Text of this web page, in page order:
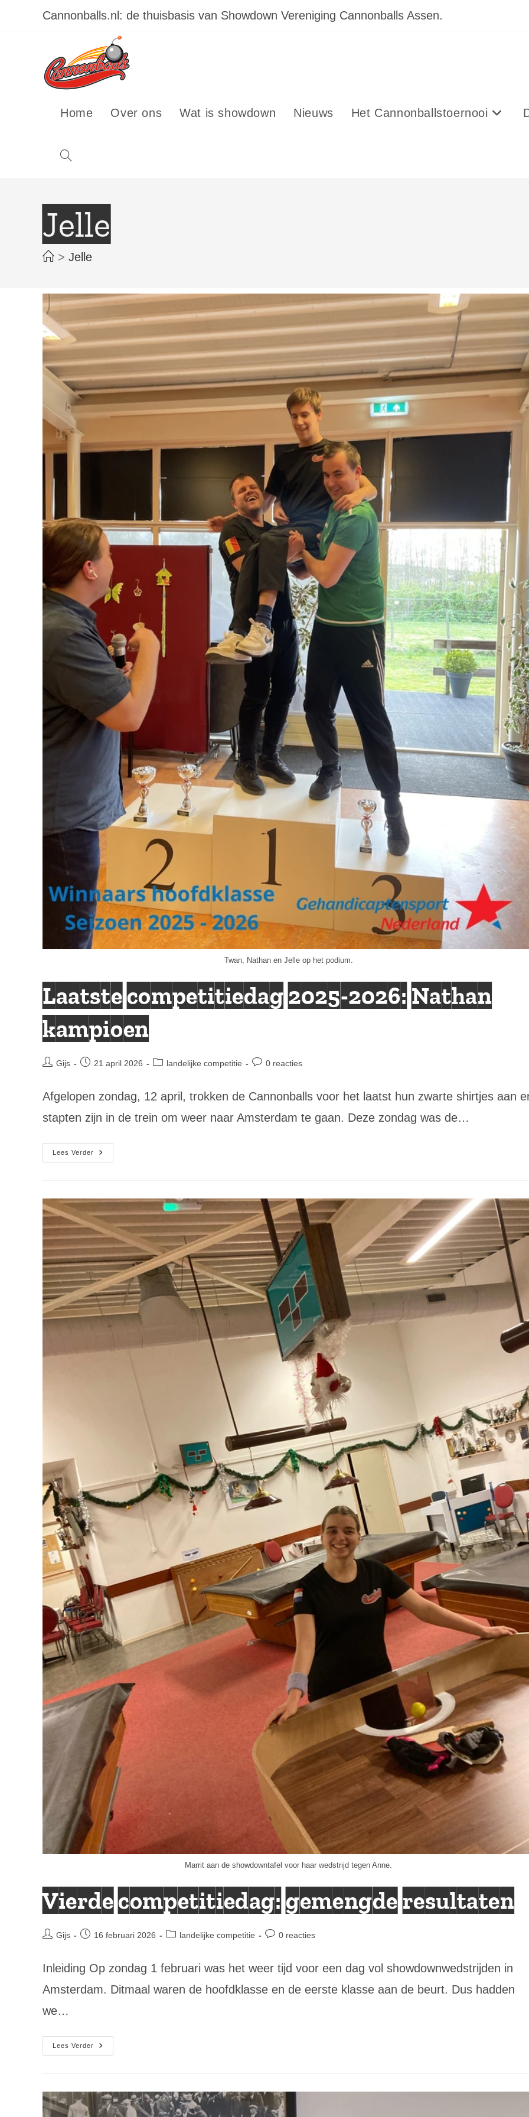
Cannonballs.nl: de thuisbasis van Showdown Vereniging Cannonballs Assen.
Home Over ons Wat is showdown Nieuws Het Cannonballstoernooi
Toggle
zoeken
Jelle
> Jelle
Twan, Nathan en Jelle op het podium.
Laatste competitiedag 2025-2026: Nathan
kampioen
Bericht
Gijs
Bericht21 april 2026 Berichtcategorie:
landelijke competitie
Bericht0 reacties
Afgelopen zondag, 12 april, trokken de Cannonballs voor het laatst hun zwarte shirtjes aan
stapten zijn in de trein om weer naar Amsterdam te gaan. Deze zondag was de…
Lees Verder
Laatste
Competitiedag
Marrit aan de showdowntafel voor haar wedstrijd tegen Anne.
Vierde competitiedag: gemengde resultaten
Bericht
Gijs
Bericht16 februari 2026 Berichtcategorie:
landelijke competitie
Bericht0 reacties
Inleiding Op zondag 1 februari was het weer tijd voor een dag vol showdownwedstrijden in
Amsterdam. Ditmaal waren de hoofdklasse en de eerste klasse aan de beurt. Dus hadden
we…
Lees Verder
Vierde
Competitiedag: